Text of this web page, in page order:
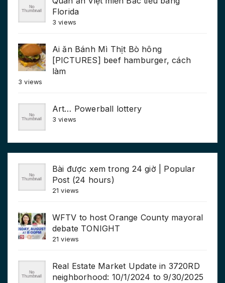
Florida
3 views
Ai ăn Bánh Mì Thịt Bò hông
[PICTURES] beef hamburger, cách
làm
3 views
Art… Powerball lottery
3 views
Bài được xem trong 24 giờ | Popular
Post (24 hours)
21 views
WFTV to host Orange County mayoral
debate TONIGHT
21 views
Real Estate Market Update in 3720RD
neighborhood: 10/1/2024 to 9/30/2025